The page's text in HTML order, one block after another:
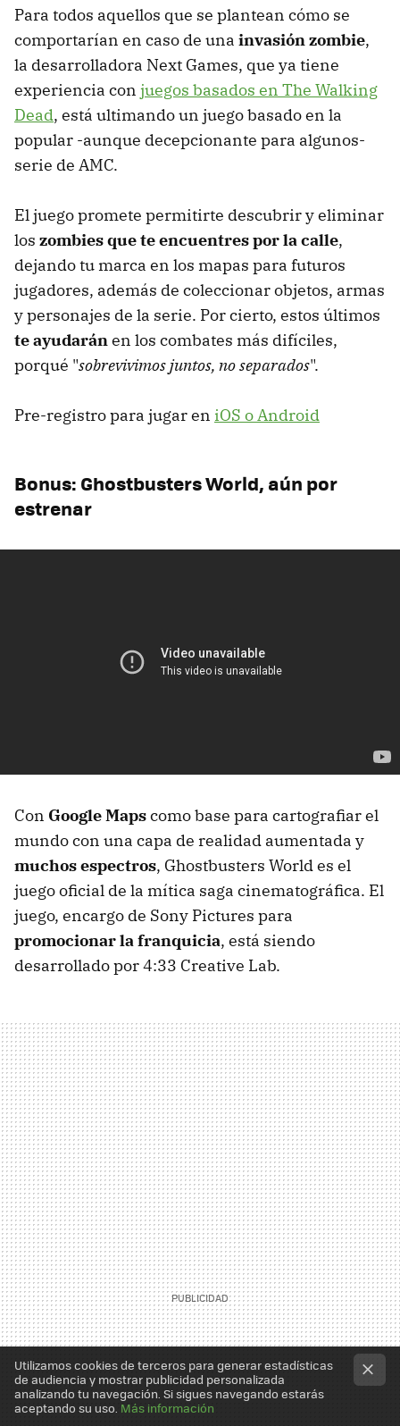
Para todos aquellos que se plantean cómo se
comportarían en caso de una invasión zombie,
la desarrolladora Next Games, que ya tiene
experiencia con juegos basados en The Walking
Dead, está ultimando un juego basado en la
popular -aunque decepcionante para algunos-
serie de AMC.
El juego promete permitirte descubrir y eliminar
los zombies que te encuentres por la calle,
dejando tu marca en los mapas para futuros
jugadores, además de coleccionar objetos, armas
y personajes de la serie. Por cierto, estos últimos
te ayudaránen los combates más difíciles,
porqué "sobrevivimos juntos, no separados".
Pre-registro para jugar en iOS o Android
Bonus: Ghostbusters World, aún por
estrenar
Con Google Mapscomo base para cartografiar el
mundo con una capa de realidad aumentada y
muchos espectros, Ghostbusters World es el
juego oficial de la mítica saga cinematográfica. El
juego, encargo de Sony Pictures para
promocionar la franquicia, está siendo
desarrollado por 4:33 Creative Lab.
Utilizamos cookies de terceros para generar estadísticas
de audiencia y mostrar publicidad personalizada
analizando tu navegación. Si sigues navegando estarás
aceptando su uso. Más información